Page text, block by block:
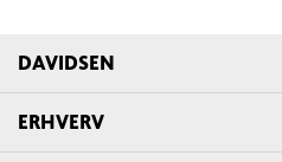
DAVIDSEN
ERHVERV